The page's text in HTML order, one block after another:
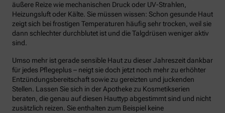
äußere Reize wie mechanischen Druck oder UV-Strahlen,
Heizungsluft oder Kälte. Sie müssen wissen: Schon gesunde Haut
zeigt sich bei frostigen Temperaturen häufig sehr trocken, weil sie
dann schlechter durchblutet ist und die Talgdrüsen weniger aktiv
sind.
Umso mehr ist gerade sensible Haut zu dieser Jahreszeit dankbar
für jedes Pflegeplus – neigt sie doch jetzt noch mehr zu erhöhter
Entzündungsbereitschaft sowie zu gereizten und juckenden
Stellen. Lassen Sie sich in der Apotheke zu Kosmetikserien
beraten, die genau auf diesen Hauttyp abgestimmt sind und nicht
zusätzlich reizen. Sie enthalten zum Beispiel keine